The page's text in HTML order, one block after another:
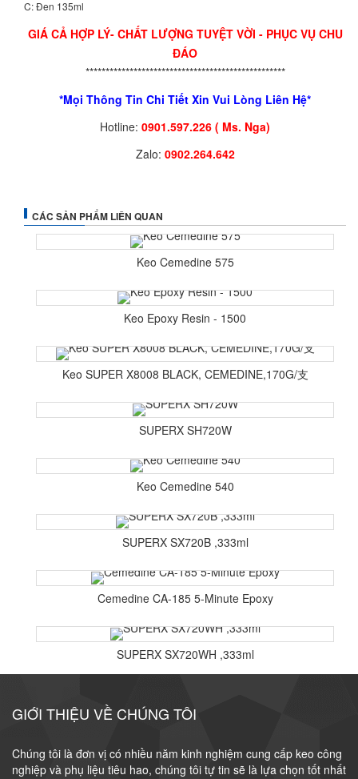
C: Đen 135ml
GIÁ CẢ HỢP LÝ- CHẤT LƯỢNG TUYỆT VỜI - PHỤC VỤ CHU
ĐÁO
**************************************************
*Mọi Thông Tin Chi Tiết Xin Vui Lòng Liên Hệ*
Hotline: 0901.597.226 ( Ms. Nga)
Zalo: 0902.264.642
CÁC SẢN PHẨM LIÊN QUAN
Keo Cemedine 575
Keo Epoxy Resin - 1500
Keo SUPER X8008 BLACK, CEMEDINE,170G/支
SUPERX SH720W
Keo Cemedine 540
SUPERX SX720B ,333ml
Cemedine CA-185 5-Minute Epoxy
SUPERX SX720WH ,333ml
GIỚI THIỆU VỀ CHÚNG TÔI
Chúng tôi là đơn vị có nhiều năm kinh nghiệm cung cấp keo công
nghiệp và phụ liệu tiêu hao, chúng tôi tự tin sẽ là lựa chọn tốt nhất